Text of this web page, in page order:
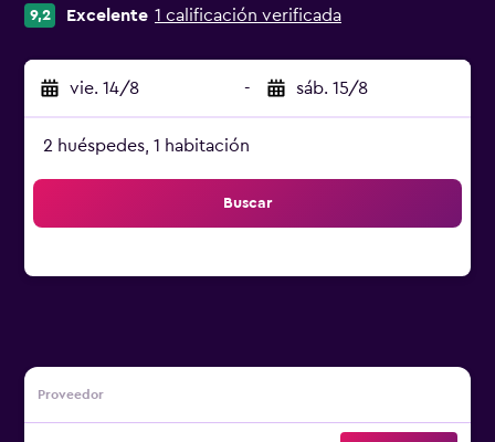
9,2 Excelente 1 calificación verificada
vie. 14/8 - sáb. 15/8
2 huéspedes, 1 habitación
Buscar
Proveedor